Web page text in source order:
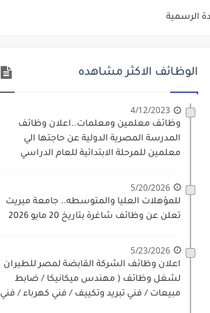
الكتروني بتاريخ 15-7-2026
9 يوليو 2026
والاوراق المطلوبة وكيفية التقديم
فني كهرباء / فني غلايات / فني غازات / فني سباك )
مادتي "الدراسات الاجتماعية" و"اللغة الإنجليزية"
والتقديم حتي 17 يونيو 2026
الوظائف الاكثر مشاهده
4/12/2023
وظائف معلمين ومعلمات..اعلان وظائف
المدرسة المصرية الدولية عن حاجتها الي
معلمين للمرحلة الابتدائية للعام الدراسي
5/20/2026
للمؤهلات العليا والمتوسطه.. جامعة ميريت
تعلن عن وظائف شاغرة بتاريخ 20 مايو 2026
5/23/2026
اعلان وظائف الشركة القابضة لمصر للطيران
لشغل وظائف ( مهندس ميكانيكا / ضابط
مبيعات / فني تبريد وتكييف / فني كهرباء / فني